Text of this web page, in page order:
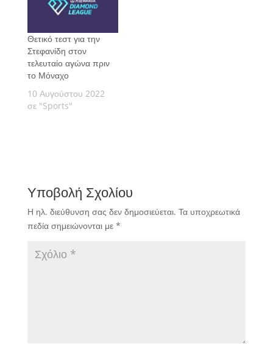
Θετικό τεστ για την
Στεφανίδη στον
τελευταίο αγώνα πριν
το Μόναχο
10 Αυγούστου 2022
σε "Sports"
Υποβολή Σχολίου
Η ηλ. διεύθυνση σας δεν δημοσιεύεται. Τα υποχρεωτικά
πεδία σημειώνονται με *